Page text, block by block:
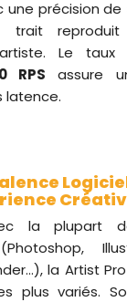
une précision
trait reproduit
Le
RPS assure
latence.
la plupart
la Artist
plus variés.